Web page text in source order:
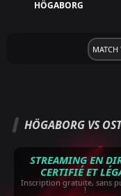
HÖGABORG
MATCH
HÖGABORG VS
STREAMING EN
CERTIFIÉ ET
Inscription gratuite, sans
!